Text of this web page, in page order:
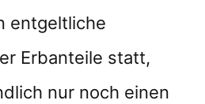
entgeltliche
Erbanteile statt,
nur noch einen